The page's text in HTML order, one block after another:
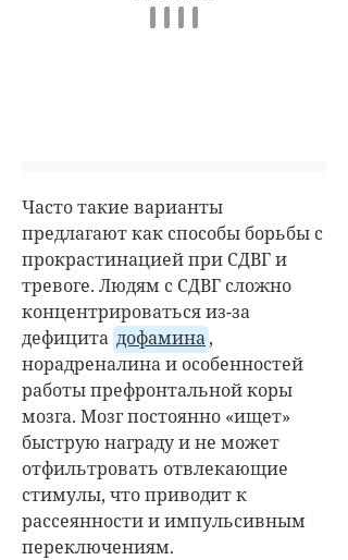
Часто такие варианты
предлагают как способы борьбы с
прокрастинацией при СДВГ и
тревоге. Людям с СДВГ сложно
концентрироваться из-за
дефицита дофамина,
норадреналина и особенностей
работы префронтальной коры
мозга. Мозг постоянно «ищет»
быструю награду и не может
отфильтровать отвлекающие
стимулы, что приводит к
рассеянности и импульсивным
переключениям.